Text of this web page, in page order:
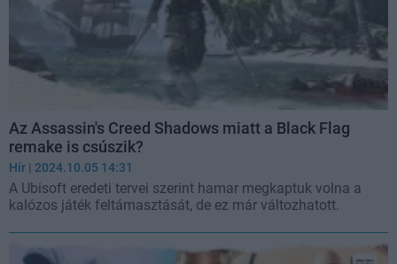
Az Assassin's Creed Shadows miatt a Black Flag
remake is csúszik?
Hír | 2024.10.05 14:31
A Ubisoft eredeti tervei szerint hamar megkaptuk volna a
kalózos játék feltámasztását, de ez már változhatott.